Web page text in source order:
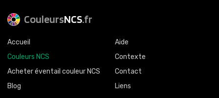
CouleursNCS.fr
Accueil
Couleurs NCS
Acheter éventail couleur NCS
Blog
Aide
Contexte
Contact
Liens